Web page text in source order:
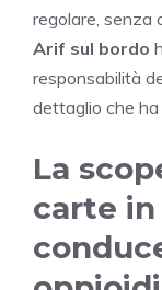
regolare, senza
Arif sul bordo
responsabilità
dettaglio che
La
carte in